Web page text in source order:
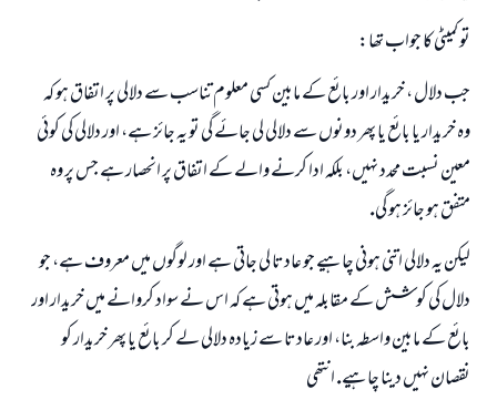
تو كميٹى كا جواب تھا:
جب دلال ، خريدار اور بائع كے مابين كسى معلوم تناسب سے دلالى پر اتفاق ہو كہ
وہ خريدار يا بائع يا پھر دونوں سے دلالى لى جائے گى تو يہ جائز ہے، اور دلالى كى كوئى
معين نسبت محدد نہيں، بلكہ ادا كرنے والے كے اتفاق پر انحصار ہے جس پر وہ
متفق ہو جائز ہو گى.
ليكن يہ دلالى اتنى ہونى چاہيے جو عادتا لى جاتى ہے اور لوگوں ميں معروف ہے، جو
دلال كى كوشش كے مقابلہ ميں ہوتى ہے كہ اس نے سواد كروانے ميں خريدار اور
بائع كے مابين واسطہ بنا، اور عادتا سے زيادہ دلالى لے كر بائع يا پھر خريدار كو
نقصان نہيں دينا چاہيے. انتھى